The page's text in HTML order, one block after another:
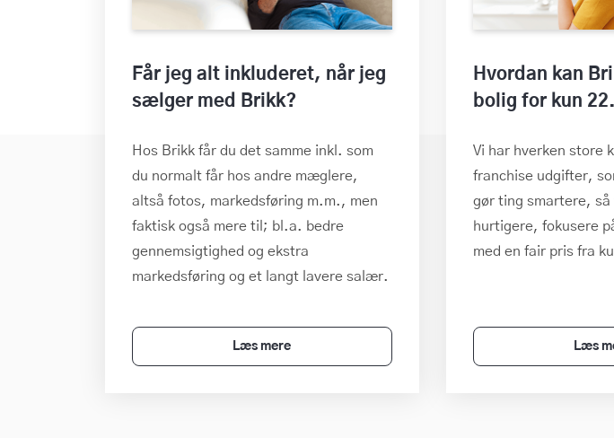
Får jeg alt inkluderet, når jeg
sælger med Brikk?
Hos Brikk får du det samme inkl. som
du normalt får hos andre mæglere,
altså fotos, markedsføring m.m., men
faktisk også mere til; bl.a. bedre
gennemsigtighed og ekstra
markedsføring og et langt lavere salær.
Læs mere
Hvordan kan
bolig for kun
Vi har hverken store
franchise udgifter,
gør ting smartere,
hurtigere, fokusere
med en fair pris fra
Læs